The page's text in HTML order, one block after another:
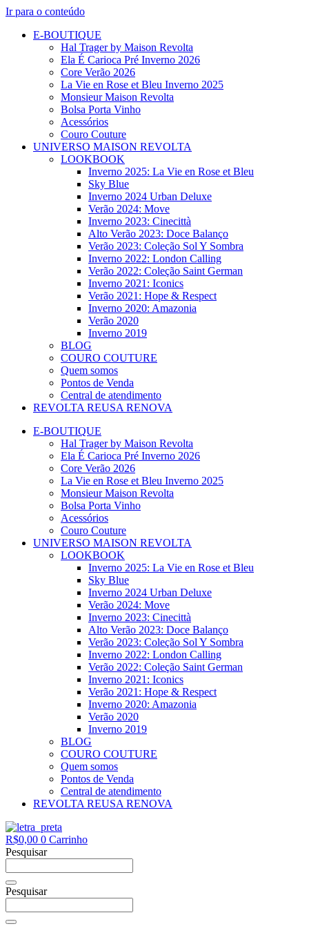
Ir para o conteúdo
E-BOUTIQUE
Hal Trager by Maison Revolta
Ela É Carioca Pré Inverno 2026
Core Verão 2026
La Vie en Rose et Bleu Inverno 2025
Monsieur Maison Revolta
Bolsa Porta Vinho
Acessórios
Couro Couture
UNIVERSO MAISON REVOLTA
LOOKBOOK
Inverno 2025: La Vie en Rose et Bleu
Sky Blue
Inverno 2024 Urban Deluxe
Verão 2024: Move
Inverno 2023: Cinecittà
Alto Verão 2023: Doce Balanço
Verão 2023: Coleção Sol Y Sombra
Inverno 2022: London Calling
Verão 2022: Coleção Saint German
Inverno 2021: Iconics
Verão 2021: Hope & Respect
Inverno 2020: Amazonia
Verão 2020
Inverno 2019
BLOG
COURO COUTURE
Quem somos
Pontos de Venda
Central de atendimento
REVOLTA REUSA RENOVA
E-BOUTIQUE
Hal Trager by Maison Revolta
Ela É Carioca Pré Inverno 2026
Core Verão 2026
La Vie en Rose et Bleu Inverno 2025
Monsieur Maison Revolta
Bolsa Porta Vinho
Acessórios
Couro Couture
UNIVERSO MAISON REVOLTA
LOOKBOOK
Inverno 2025: La Vie en Rose et Bleu
Sky Blue
Inverno 2024 Urban Deluxe
Verão 2024: Move
Inverno 2023: Cinecittà
Alto Verão 2023: Doce Balanço
Verão 2023: Coleção Sol Y Sombra
Inverno 2022: London Calling
Verão 2022: Coleção Saint German
Inverno 2021: Iconics
Verão 2021: Hope & Respect
Inverno 2020: Amazonia
Verão 2020
Inverno 2019
BLOG
COURO COUTURE
Quem somos
Pontos de Venda
Central de atendimento
REVOLTA REUSA RENOVA
R$0,00 0 Carrinho
Pesquisar
Pesquisar